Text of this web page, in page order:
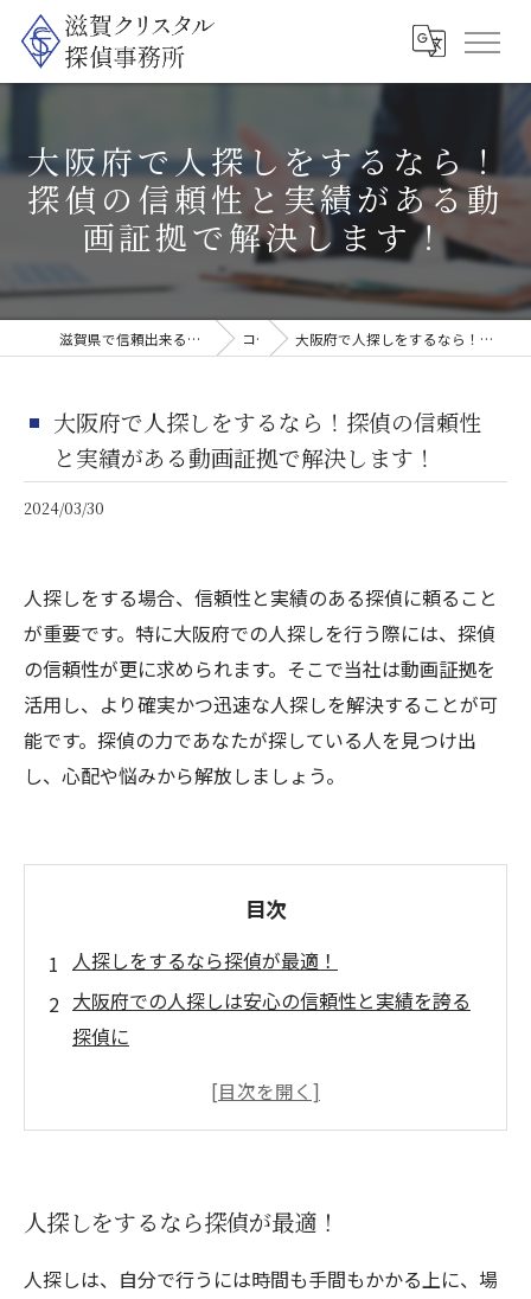
大阪府で人探しをするなら！
探偵の信頼性と実績がある動
画証拠で解決します！
滋賀県で信頼出来る探偵なら滋賀クリスタル探偵事務所 コラム 大阪府で人探しをするなら！探偵の信頼性と実績がある動画証拠で解決します！
大阪府で人探しをするなら！探偵の信頼性
と実績がある動画証拠で解決します！
2024/03/30
人探しをする場合、信頼性と実績のある探偵に頼ること
が重要です。特に大阪府での人探しを行う際には、探偵
の信頼性が更に求められます。そこで当社は動画証拠を
活用し、より確実かつ迅速な人探しを解決することが可
能です。探偵の力であなたが探している人を見つけ出
し、心配や悩みから解放しましょう。
目次
人探しをするなら探偵が最適！
大阪府での人探しは安心の信頼性と実績を誇る
探偵に
動画証拠で解決！大阪府での人探しに最適な探
う！
人探しをするなら探偵が最適！
人探しは、自分で行うには時間も手間もかかる上に、場